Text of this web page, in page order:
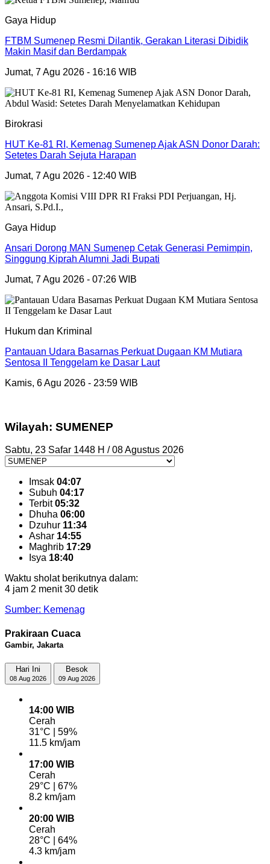
Gaya Hidup
FTBM Sumenep Resmi Dilantik, Gerakan Literasi Dibidik
Makin Masif dan Berdampak
Jumat, 7 Agu 2026 - 16:16 WIB
Birokrasi
HUT Ke-81 RI, Kemenag Sumenep Ajak ASN Donor Darah:
Setetes Darah Sejuta Harapan
Jumat, 7 Agu 2026 - 12:40 WIB
Gaya Hidup
Ansari Dorong MAN Sumenep Cetak Generasi Pemimpin,
Singgung Kiprah Alumni Jadi Bupati
Jumat, 7 Agu 2026 - 07:26 WIB
Hukum dan Kriminal
Pantauan Udara Basarnas Perkuat Dugaan KM Mutiara
Sentosa II Tenggelam ke Dasar Laut
Kamis, 6 Agu 2026 - 23:59 WIB
Wilayah: SUMENEP
Sabtu, 23 Safar 1448 H / 08 Agustus 2026
Imsak 04:07
Subuh 04:17
Terbit05:32
Dhuha 06:00
Dzuhur 11:34
Ashar 14:55
Maghrib 17:29
Isya 18:40
Waktu sholat berikutnya dalam:
4 jam 2 menit 30 detik
Sumber: Kemenag
Prakiraan Cuaca
Gambir, Jakarta
Hari Ini
08 Aug 2026
Besok
09 Aug 2026
14:00 WIB
Cerah
31°C | 59%
11.5 km/jam
17:00 WIB
Cerah
29°C | 67%
8.2 km/jam
20:00 WIB
Cerah
28°C | 64%
4.3 km/jam